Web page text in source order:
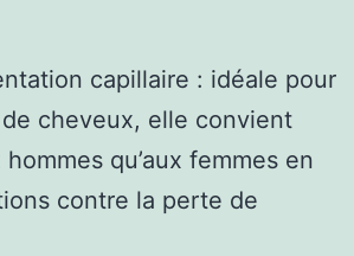
capillaire : idéale pour
de cheveux, elle convient
qu’aux femmes en
contre la perte de